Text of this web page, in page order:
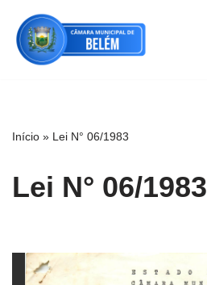
Pular
para
Início » Lei N° 06/1983
Lei N° 06/1983